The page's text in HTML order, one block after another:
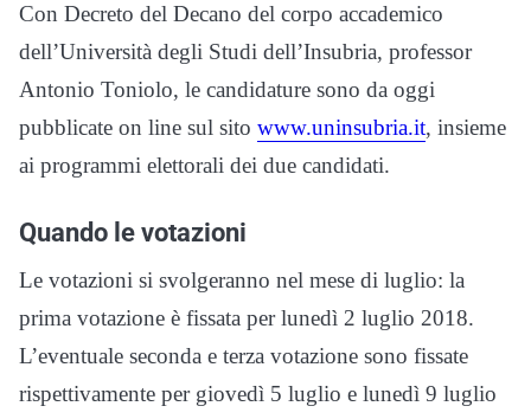
Con Decreto del Decano del corpo accademico
dell’Università degli Studi dell’Insubria, professor
Antonio Toniolo, le candidature sono da oggi
pubblicate on line sul sito www.uninsubria.it, insieme
ai programmi elettorali dei due candidati.
Quando le votazioni
Le votazioni si svolgeranno nel mese di luglio: la
prima votazione è fissata per lunedì 2 luglio 2018.
L’eventuale seconda e terza votazione sono fissate
rispettivamente per giovedì 5 luglio e lunedì 9 luglio